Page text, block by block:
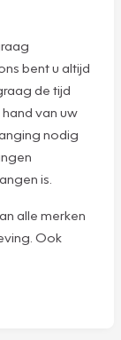
bent u altijd
de tijd
van uw
nodig
is.
alle merken
Ook